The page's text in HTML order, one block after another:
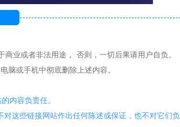
业或者非法用途， 否则，一切后果请用户自负。
脑或手机中彻底删除上述内容。
内容负责任。
这些链接网站作出任何陈述或保证，也不对它们负